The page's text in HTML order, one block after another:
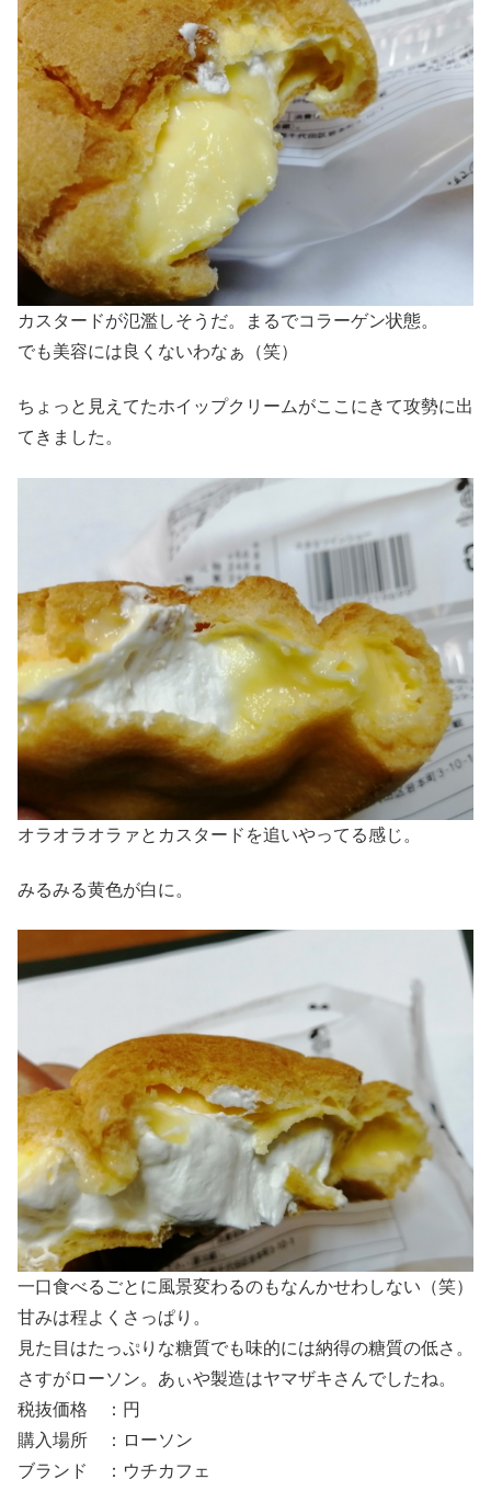
カスタードが氾濫しそうだ。まるでコラーゲン状態。
でも美容には良くないわなぁ（笑）
ちょっと見えてたホイップクリームがここにきて攻勢に出
てきました。
オラオラオラァとカスタードを追いやってる感じ。
みるみる黄色が白に。
一口食べるごとに風景変わるのもなんかせわしない（笑）
甘みは程よくさっぱり。
見た目はたっぷりな糖質でも味的には納得の糖質の低さ。
さすがローソン。あぃや製造はヤマザキさんでしたね。
税抜価格 ：円
購入場所 ：ローソン
ブランド ：ウチカフェ